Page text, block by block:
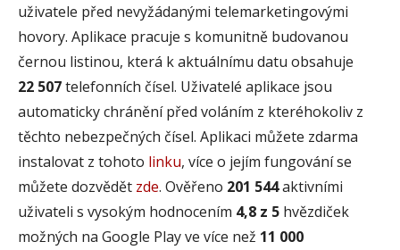
uživatele před nevyžádanými telemarketingovými
hovory. Aplikace pracuje s komunitně budovanou
černou listinou, která k aktuálnímu datu obsahuje
22 507telefonních čísel. Uživatelé aplikace jsou
automaticky chránění před voláním z kteréhokoliv z
těchto nebezpečných čísel. Aplikaci můžete zdarma
instalovat z tohoto linku, více o jejím fungování se
můžete dozvědět zde. Ověřeno 201 544aktivními
uživateli s vysokým hodnocením 4,8 z 5 hvězdiček
možných na Google Play ve více než 11 000